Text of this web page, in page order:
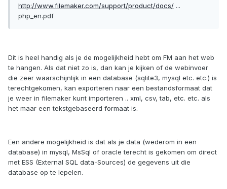
http://www.filemaker.com/support/product/docs/ ...
php_en.pdf
Dit is heel handig als je de mogelijkheid hebt om FM aan het web
te hangen. Als dat niet zo is, dan kan je kijken of de webinvoer
die zeer waarschijnlijk in een database (sqlite3, mysql etc. etc.) is
terechtgekomen, kan exporteren naar een bestandsformaat dat
je weer in filemaker kunt importeren .. xml, csv, tab, etc. etc. als
het maar een tekstgebaseerd formaat is.
Een andere mogelijkheid is dat als je data (wederom in een
database) in mysql, MsSql of oracle terecht is gekomen om direct
met ESS (External SQL data-Sources) de gegevens uit die
database op te lepelen.